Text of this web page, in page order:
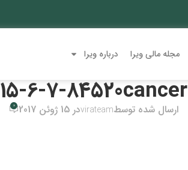
مجله مالی ویرا درباره ویرا
15-6-7-84520cancer
ارسال شده توسطvirateamدر 15 ژوئن 2017 0